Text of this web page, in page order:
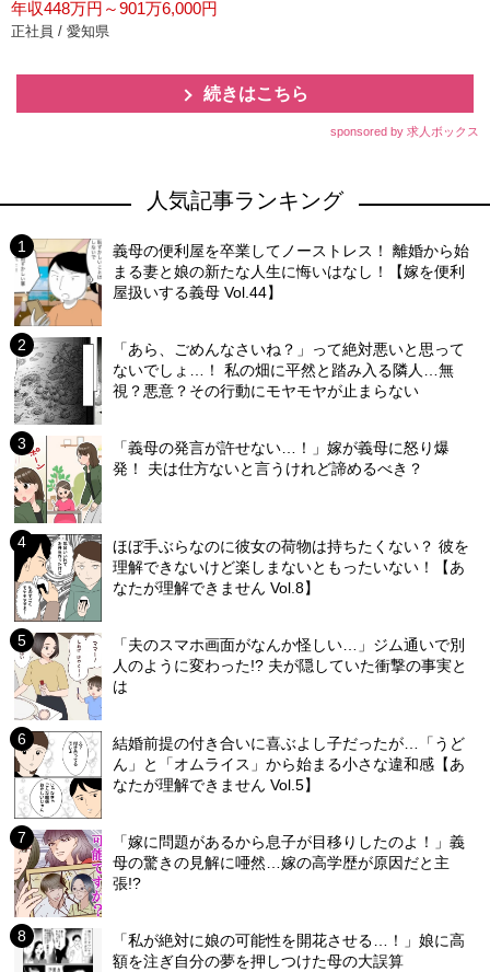
年収448万円～901万6,000円
正社員 / 愛知県
続きはこちら
sponsored by 求人ボックス
人気記事ランキング
義母の便利屋を卒業してノーストレス！ 離婚から始
まる妻と娘の新たな人生に悔いはなし！【嫁を便利
屋扱いする義母 Vol.44】
「あら、ごめんなさいね？」って絶対悪いと思って
ないでしょ…！ 私の畑に平然と踏み入る隣人…無
視？悪意？その行動にモヤモヤが止まらない
「義母の発言が許せない…！」嫁が義母に怒り爆
発！ 夫は仕方ないと言うけれど諦めるべき？
ほぼ手ぶらなのに彼女の荷物は持ちたくない？ 彼を
理解できないけど楽しまないともったいない！【あ
なたが理解できません Vol.8】
「夫のスマホ画面がなんか怪しい…」ジム通いで別
人のように変わった!? 夫が隠していた衝撃の事実と
は
結婚前提の付き合いに喜ぶよし子だったが…「うど
ん」と「オムライス」から始まる小さな違和感【あ
なたが理解できません Vol.5】
「嫁に問題があるから息子が目移りしたのよ！」義
母の驚きの見解に唖然…嫁の高学歴が原因だと主
張!?
「私が絶対に娘の可能性を開花させる…！」娘に高
額を注ぎ自分の夢を押しつけた母の大誤算